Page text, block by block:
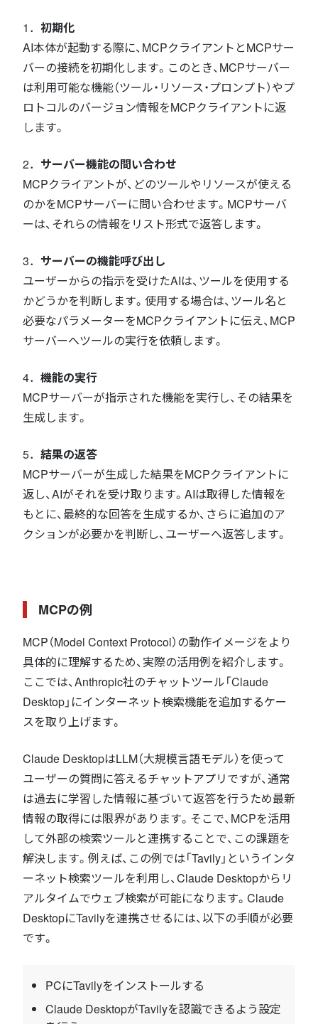
1． 初期化
AI本体が起動する際に、MCPクライアントとMCPサー
バーの接続を初期化します。このとき、MCPサーバー
は利用可能な機能（ツール・リソース・プロンプト）やプ
ロトコルのバージョン情報をMCPクライアントに返
します。
2． サーバー機能の問い合わせ
MCPクライアントが、どのツールやリソースが使える
のかをMCPサーバーに問い合わせます。MCPサーバ
ーは、それらの情報をリスト形式で返答します。
3． サーバーの機能呼び出し
ユーザーからの指示を受けたAIは、ツールを使用する
かどうかを判断します。使用する場合は、ツール名と
必要なパラメーターをMCPクライアントに伝え、MCP
サーバーへツールの実行を依頼します。
4． 機能の実行
MCPサーバーが指示された機能を実行し、その結果を
生成します。
5． 結果の返答
MCPサーバーが生成した結果をMCPクライアントに
返し、AIがそれを受け取ります。AIは取得した情報を
もとに、最終的な回答を生成するか、さらに追加のア
クションが必要かを判断し、ユーザーへ返答します。
MCPの例
MCP（Model Context Protocol）の動作イメージをより
具体的に理解するため、実際の活用例を紹介します。
ここでは、Anthropic社のチャットツール「Claude
Desktop」にインターネット検索機能を追加するケー
スを取り上げます。
Claude DesktopはLLM（大規模言語モデル）を使って
ユーザーの質問に答えるチャットアプリですが、通常
は過去に学習した情報に基づいて返答を行うため最新
情報の取得には限界があります。そこで、MCPを活用
して外部の検索ツールと連携することで、この課題を
解決します。例えば、この例では「Tavily」というインタ
ーネット検索ツールを利用し、Claude Desktopからリ
アルタイムでウェブ検索が可能になります。Claude
DesktopにTavilyを連携させるには、以下の手順が必要
です。
PCにTavilyをインストールする
Claude DesktopがTavilyを認識できるよう設定